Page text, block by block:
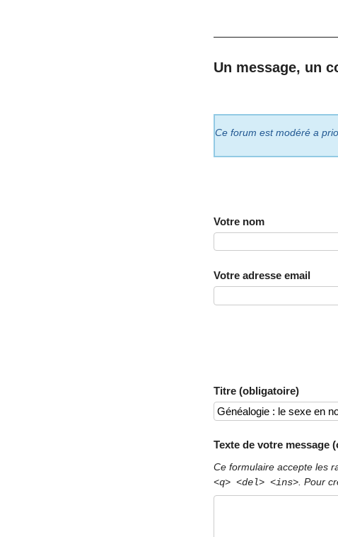
Un message, un
Ce forum est modéré a
Votre nom
Votre adresse email
Titre (obligatoire)
Texte de votre message
Ce formulaire accepte les
<q> <del> <ins>. Pour